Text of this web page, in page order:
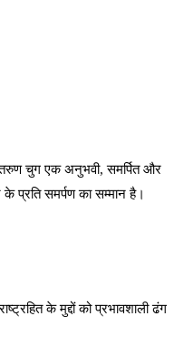
तरुण चुग एक अनुभवी, समर्पित और
के प्रति समर्पण का सम्मान है।
के मुद्दों को प्रभावशाली ढंग